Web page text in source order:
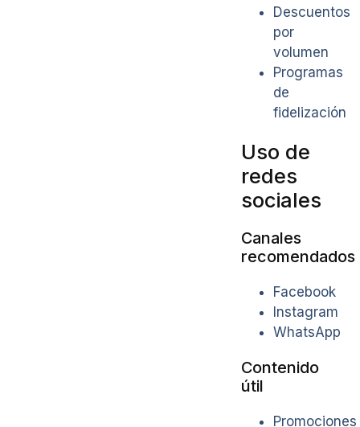
Descuentos
por
volumen
Programas
de
fidelización
Uso de
redes
sociales
Canales
recomendados
Facebook
Instagram
WhatsApp
Contenido
útil
Promociones